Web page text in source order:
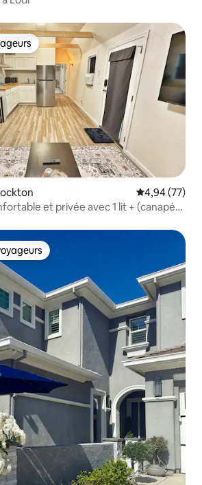
Évaluation
4,94 (77)
et privée avec 1 lit + (canapé-
les plus appréciés